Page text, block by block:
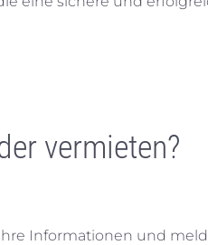
vermieten?
Informationen und